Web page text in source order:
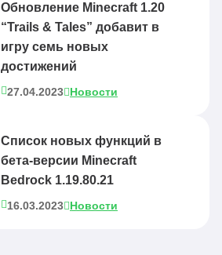
Обновление Minecraft 1.20
“Trails & Tales” добавит в
игру семь новых
достижений
27.04.2023 Новости
Список новых функций в
бета-версии Minecraft
Bedrock 1.19.80.21
16.03.2023 Новости